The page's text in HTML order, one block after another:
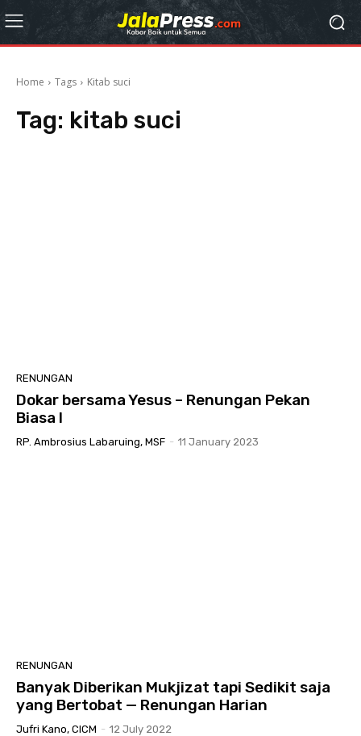
Home Tags Kitab suci
Tag: kitab suci
RENUNGAN
Dokar bersama Yesus – Renungan Pekan
Biasa I
RP. Ambrosius Labaruing, MSF - 11 January 2023
RENUNGAN
Banyak Diberikan Mukjizat tapi Sedikit saja
yang Bertobat — Renungan Harian
Jufri Kano, CICM - 12 July 2022